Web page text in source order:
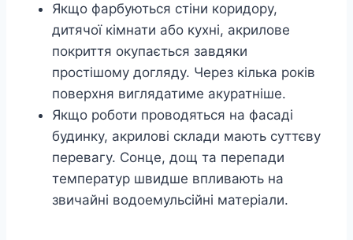
Якщо фарбуються стіни коридору,
дитячої кімнати або кухні, акрилове
покриття окупається завдяки
простішому догляду. Через кілька років
поверхня виглядатиме акуратніше.
Якщо роботи проводяться на фасаді
будинку, акрилові склади мають суттєву
перевагу. Сонце, дощ та перепади
температур швидше впливають на
звичайні водоемульсійні матеріали.